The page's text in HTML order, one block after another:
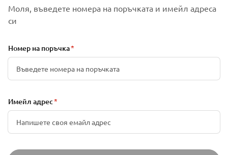
Моля, въведете номера на поръчката и имейл адреса
си
Номер на поръчка
Имейл адрес